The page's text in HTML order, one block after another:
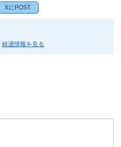
XにPOST
経過情報を見る